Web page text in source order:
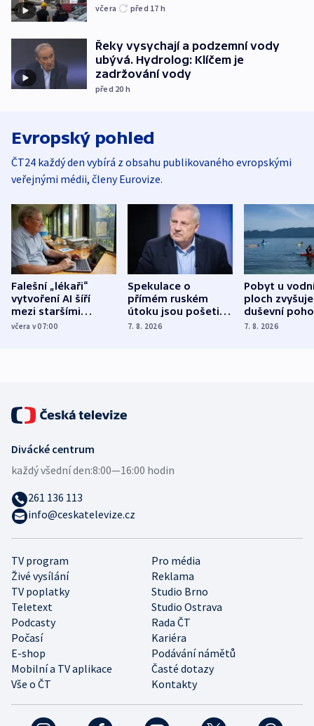
včera před 17 h
Řeky vysychají a podzemní vody
ubývá. Hydrolog: Klíčem je
zadržování vody
před 20 h
Evropský pohled
ČT24 každý den vybírá z obsahu publikovaného evropskými
veřejnými médii, členy Eurovize.
Falešní „lékaři“
vytvoření AI šíří
mezi staršími
Poláky nebezpečné
včera v 07:00
Spekulace o
přímém ruském
útoku jsou pošetilé,
míní estonský
7. 8. 2026
Pobyt u
ploch zvyšuje
duševní
ukázala
7. 8. 2026
TV program
Pro média
Živé vysílání
Reklama
TV poplatky
Studio Brno
Teletext
Studio Ostrava
Podcasty
Rada ČT
Počasí
Kariéra
E-shop
Podávání námětů
Mobilní a TV aplikace
Časté dotazy
Vše o ČT
Kontakty
Divácké centrum
každý všední den:8:00—16:00 hodin
261 136 113
info@ceskatelevize.cz